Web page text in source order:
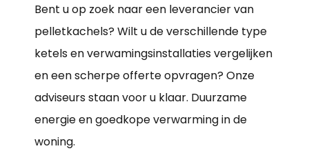
Bent u op zoek naar een leverancier van
pelletkachels? Wilt u de verschillende type
ketels en verwamingsinstallaties vergelijken
en een scherpe offerte opvragen? Onze
adviseurs staan voor u klaar. Duurzame
energie en goedkope verwarming in de
woning.